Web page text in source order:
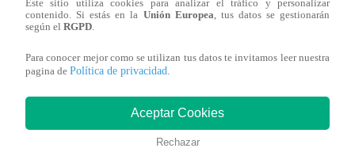
26 de septiembre 2025
Compartir
Este sitio utiliza cookies para analizar el tráfico y personalizar
contenido. Si estás en la Unión Europea, tus datos se gestionarán
según el RGPD.
Para conocer mejor como se utilizan tus datos te invitamos leer nuestra
pagina de Política de privacidad.
Aceptar Cookies
Rechazar